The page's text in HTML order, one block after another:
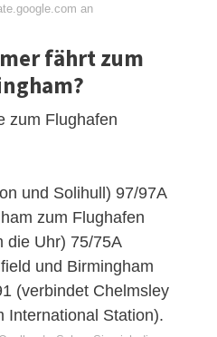
an
fährt zum
zum Flughafen
und Solihull) 97/97A
zum Flughafen
die Uhr) 75/75A
und Birmingham
(verbindet Chelmsley
International Station).